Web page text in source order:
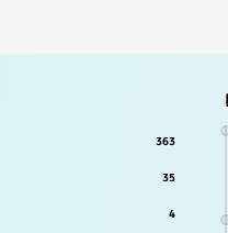
363
35
4